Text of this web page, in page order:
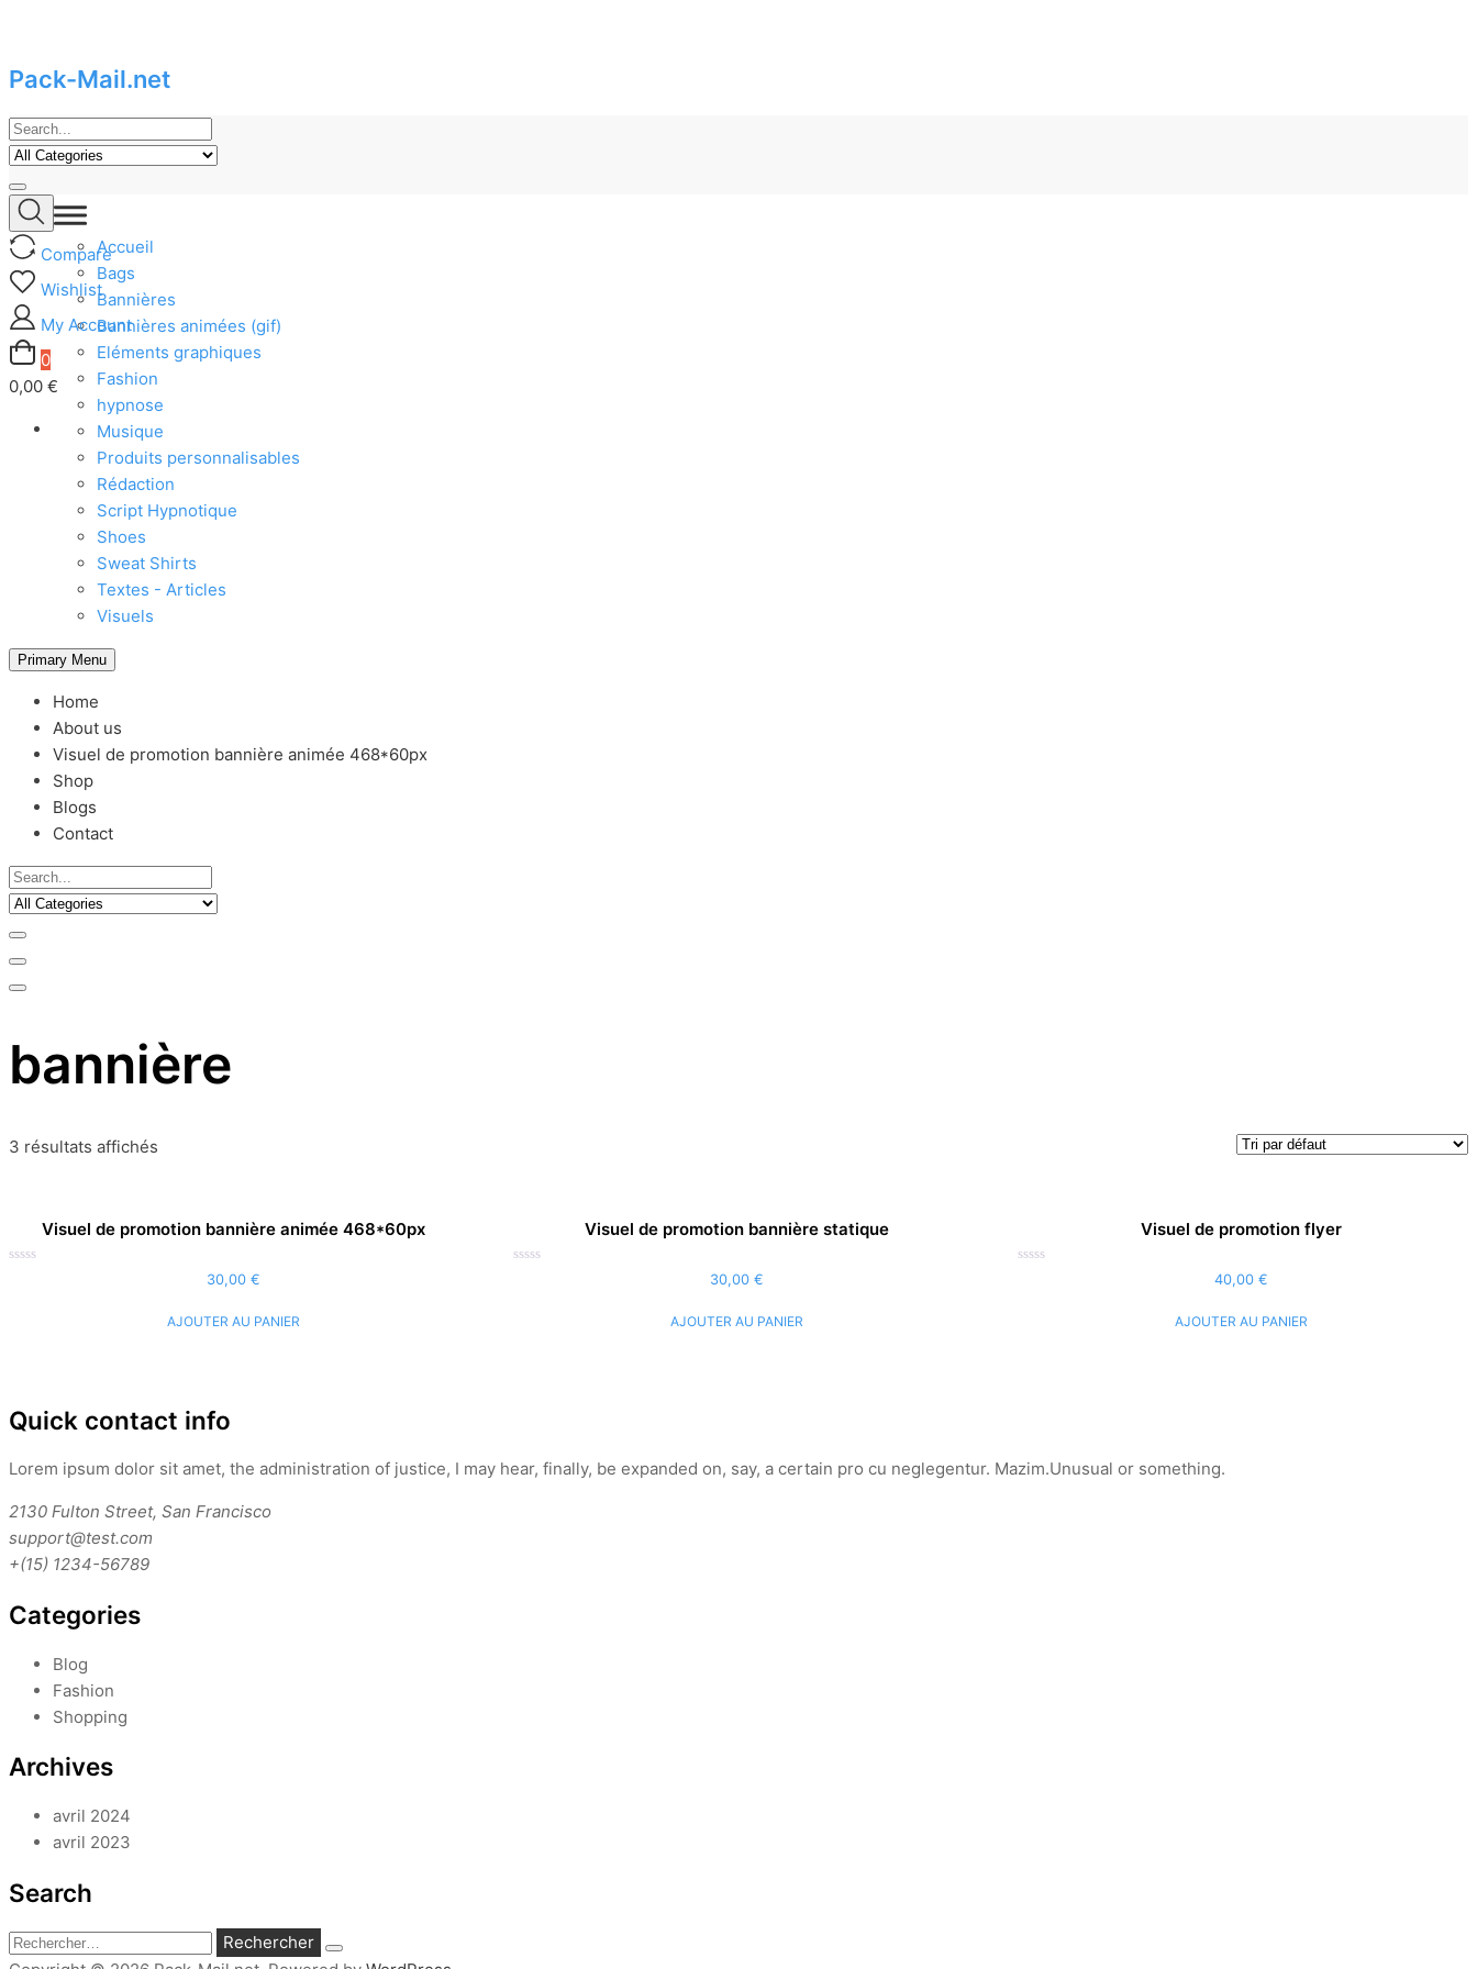
Skip
content
Pack-Mail.net
Compare
Wishlist
My Account
0
0,00 €
Accueil
Bags
Bannières
Bannières animées (gif)
Eléments graphiques
Fashion
hypnose
Musique
Produits personnalisables
Rédaction
Script Hypnotique
Shoes
Sweat Shirts
Textes - Articles
Visuels
Primary Menu
Home
About us
Visuel de promotion bannière animée 468*60px
Shop
Blogs
Contact
bannière
3 résultats affichés
Visuel de promotion bannière animée 468*60px
30,00 €
AJOUTER AU PANIER
Visuel de promotion bannière statique
30,00€
AJOUTER AU PANIER
Visuel de promotion flyer
40,00€
AJOUTER AU PANIER
Quick contact info
Lorem ipsum dolor sit amet, the administration of justice, I may hear, finally, be expanded on, say, a certain pro cu neglegentur. Mazim.Unusual or something.
2130 Fulton Street, San Francisco
support@test.com
+(15) 1234-56789
Categories
Blog
Fashion
Shopping
Archives
avril 2024
avril 2023
Search
Rechercher :